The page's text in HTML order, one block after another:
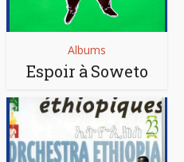
Albums
Espoir à Soweto